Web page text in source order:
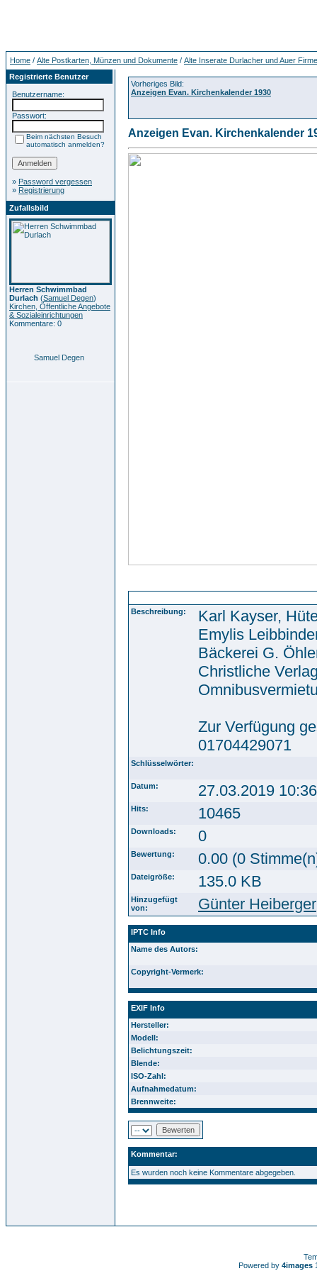
Home / Alte Postkarten, Münzen und Dokumente / Alte Inserate Durlacher und Auer
Registrierte Benutzer
Benutzername:
Passwort:
Beim nächsten Besuch
automatisch anmelden?
» Password vergessen
» Registrierung
Zufallsbild
Herren Schwimmbad
Durlach (Samuel Degen)
Kirchen, Öffentliche Angebote
& Sozialeinrichtungen
Kommentare: 0
Samuel Degen
Vorheriges Bild:
Anzeigen Evan. Kirchenkalender 1930
Anzeigen Evan. Kirchenkalender
Beschreibung:
Karl Kayser,
Emylis
Bäckerei G.
Christliche
Zur Verfügung
01704429071
Schlüsselwörter:
Datum: 27.03.2019 10:36
Hits: 10465
Downloads: 0
Bewertung: 0.00 (0
Dateigröße: 135.0 KB
Hinzugefügt
von:
Günter Heiberger
IPTC Info
Name des Autors:
Copyright-Vermerk:
EXIF Info
Hersteller:
Modell:
Belichtungszeit:
Blende:
ISO-Zahl:
Aufnahmedatum:
Brennweite:
Kommentar:
Es wurden noch keine Kommentare abgegeben.
Powered by 4images